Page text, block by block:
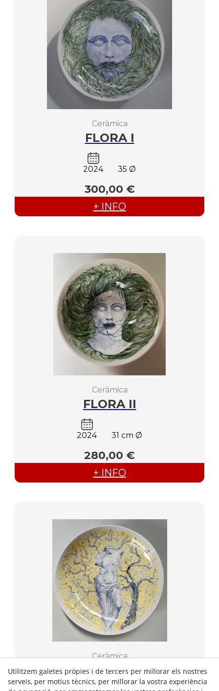
FLORA I
2024 35 Ø
Ceràmica
300,00 €
+ INFO
FLORA II
2024 31 cm Ø
Ceràmica
280,00 €
+ INFO
VENUS I
Ceràmica
Utilitzem galetes pròpies i de tercers per millorar els nostres
serveis, per motius tècnics, per millorar la vostra experiència